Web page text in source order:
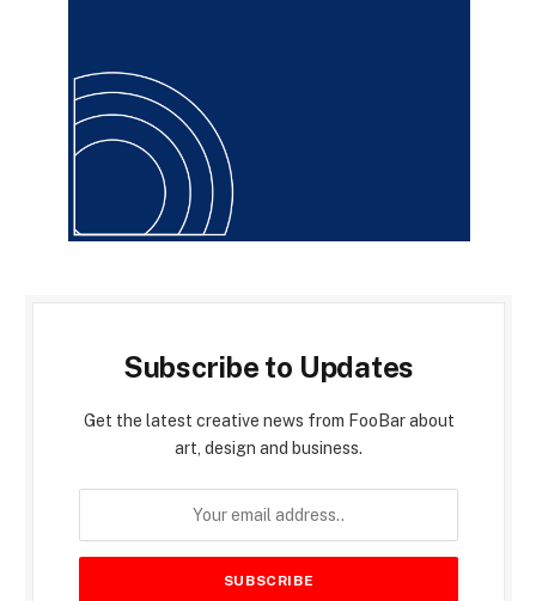
Subscribe to Updates
Get the latest creative news from FooBar about
art, design and business.